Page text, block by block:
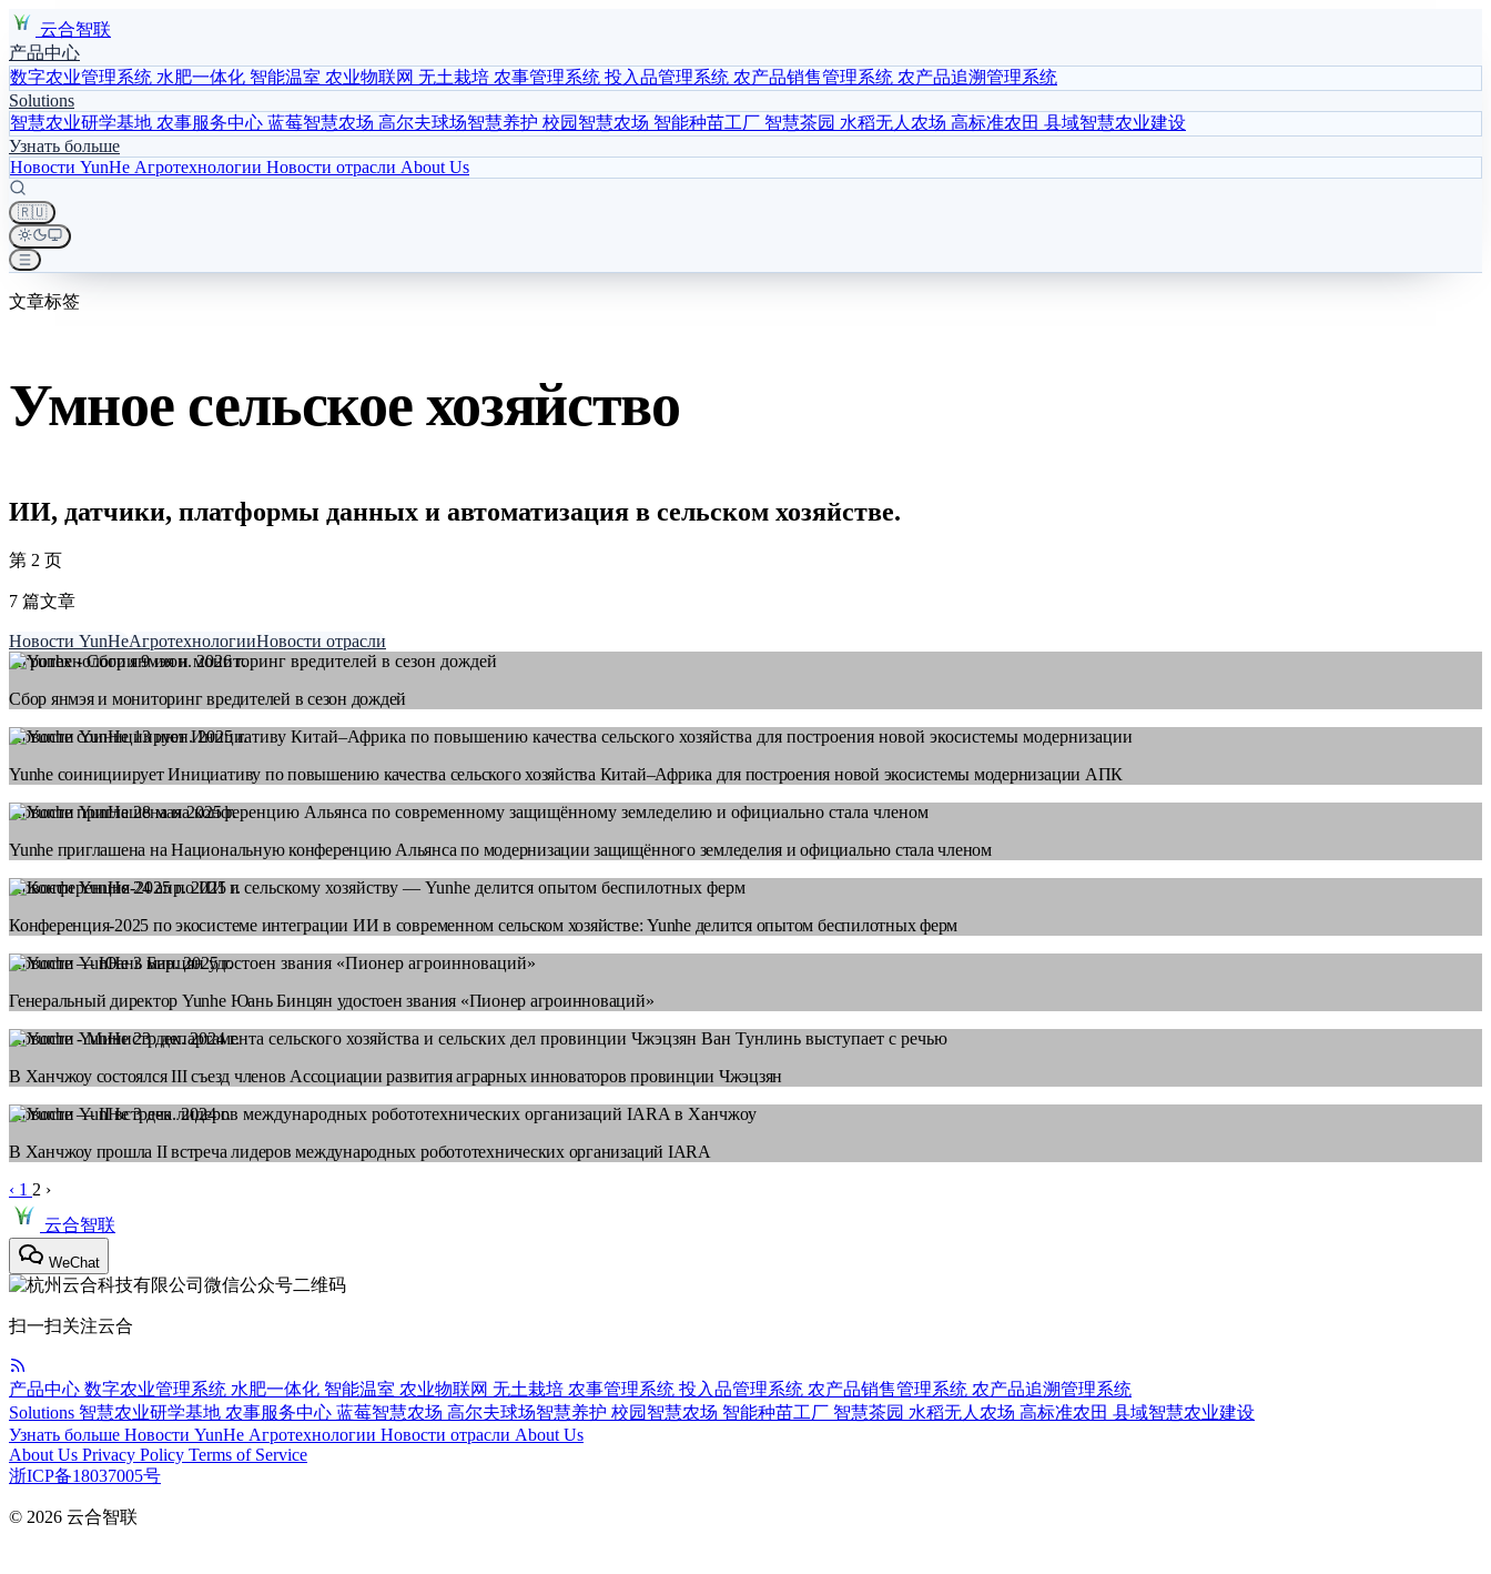
云合智联
产品中心
数字农业管理系统 水肥一体化 智能温室 农业物联网 无土栽培 农事管理系统 投入品管理系统 农产品销售管理系统 农产品追溯管理系统
Solutions
智慧农业研学基地 农事服务中心 蓝莓智慧农场 高尔夫球场智慧养护 校园智慧农场 智能种苗工厂 智慧茶园 水稻无人农场 高标准农田 县域智慧农业建设
Узнать больше
Новости YunHe Агротехнологии Новости отрасли About Us
🇷🇺
文章标签
Умное сельское хозяйство
ИИ, датчики, платформы данных и автоматизация в сельском хозяйстве.
第 2 页
7 篇文章
Новости YunHeАгротехнологииНовости отрасли
Агротехнологии 9 июн. 2026 г.
Сбор янмэя и мониторинг вредителей в сезон дождей
Новости YunHe 13 июн. 2025 г.
Yunhe соинициирует Инициативу по повышению качества сельского хозяйства Китай–Африка для построения новой экосистемы модернизации АПК
Новости YunHe 28 мая 2025 г.
Yunhe приглашена на Национальную конференцию Альянса по модернизации защищённого земледелия и официально стала членом
Новости YunHe 24 апр. 2025 г.
Конференция‑2025 по экосистеме интеграции ИИ в современном сельском хозяйстве: Yunhe делится опытом беспилотных ферм
Новости YunHe 3 мар. 2025 г.
Генеральный директор Yunhe Юань Бинцян удостоен звания «Пионер агроинноваций»
Новости YunHe 23 дек. 2024 г.
В Ханчжоу состоялся III съезд членов Ассоциации развития аграрных инноваторов провинции Чжэцзян
Новости YunHe 3 дек. 2024 г.
В Ханчжоу прошла II встреча лидеров международных робототехнических организаций IARA
‹ 1 2 ›
云合智联
WeChat
扫一扫关注云合
产品中心 数字农业管理系统 水肥一体化 智能温室 农业物联网 无土栽培 农事管理系统 投入品管理系统 农产品销售管理系统 农产品追溯管理系统
Solutions 智慧农业研学基地 农事服务中心 蓝莓智慧农场 高尔夫球场智慧养护 校园智慧农场 智能种苗工厂 智慧茶园 水稻无人农场 高标准农田 县域智慧农业建设
Узнать больше Новости YunHe Агротехнологии Новости отрасли About Us
About Us Privacy Policy Terms of Service
浙ICP备18037005号
© 2026 云合智联